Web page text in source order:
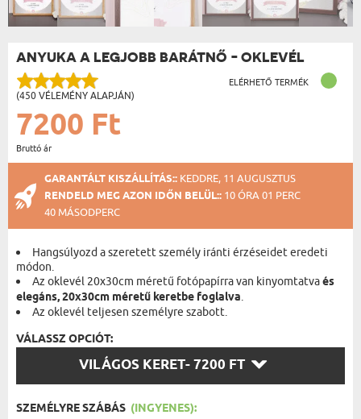
ANYUKA A LEGJOBB BARÁTNŐ - OKLEVÉL
(450 VÉLEMÉNY ALAPJÁN)
ELÉRHETŐ TERMÉK
7200 Ft
Bruttó ár
GARANTÁLT KISZÁLLÍTÁS:: KEDDRE, 11 AUGUSZTUS
RENDELD MEG AZON IDŐN BELÜL:: 10 ÓRA 01 PERC
40 MÁSODPERC
Hangsúlyozd a szeretett személy iránti érzéseidet eredeti
módon.
Az oklevél 20x30cm méretű fotópapírra van kinyomtatvaés
elegáns, 20x30cm méretű keretbe foglalva.
Az oklevél teljesen személyre szabott.
VÁLASSZ OPCIÓT:
VILÁGOS KERET- 7200 FT
SZEMÉLYRE SZÁBÁS (INGYENES):